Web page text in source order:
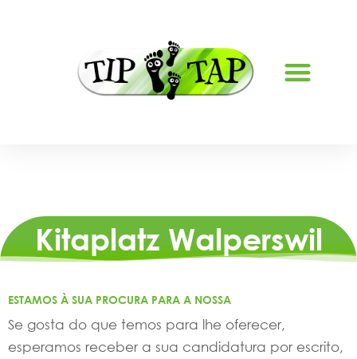
Kitaplatz Walperswil
ESTAMOS À SUA PROCURA PARA A NOSSA
Se gosta do que temos para lhe oferecer,
esperamos receber a sua candidatura por escrito,